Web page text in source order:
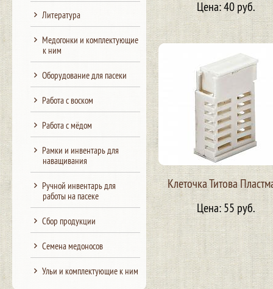
Цена: 40 руб.
Клеточка Титова
Цена: 55 руб.
Литература
Медогонки и комплектующие
к ним
Оборудование для пасеки
Работа с воском
Работа с мёдом
Рамки и инвентарь для
наващивания
Ручной инвентарь для
работы на пасеке
Сбор продукции
Семена медоносов
Ульи и комплектующие к ним